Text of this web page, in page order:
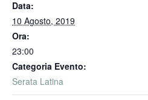
Data:
10 Agosto, 2019
Ora:
23:00
Categoria Evento:
Serata Latina